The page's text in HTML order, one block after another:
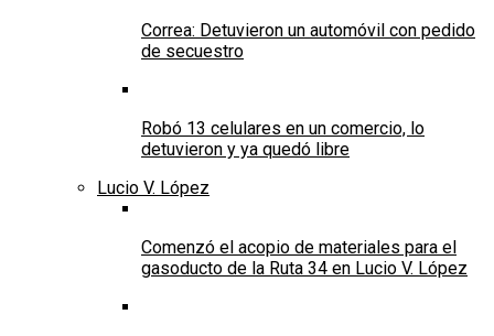
Correa: Detuvieron un automóvil con pedido
de secuestro
Robó 13 celulares en un comercio, lo
detuvieron y ya quedó libre
Lucio V. López
Comenzó el acopio de materiales para el
gasoducto de la Ruta 34 en Lucio V. López